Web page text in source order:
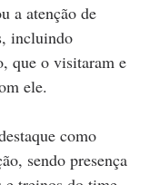
a atenção de
incluindo
que o visitaram e
ele.
como
sendo presença